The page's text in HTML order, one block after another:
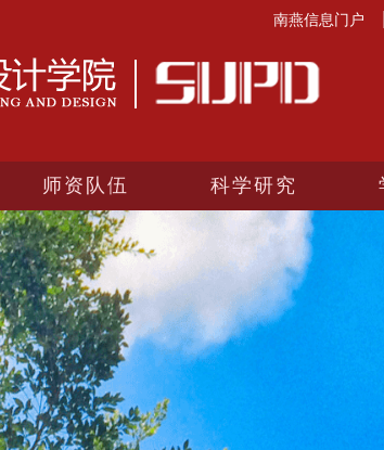
南燕信息门户
师资队伍 科学研究